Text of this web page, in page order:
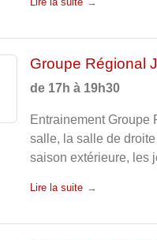
Groupe Régional
de 17h à 19h30
Entrainement Groupe
salle, la salle de
saison extérieure, les
Lire la suite